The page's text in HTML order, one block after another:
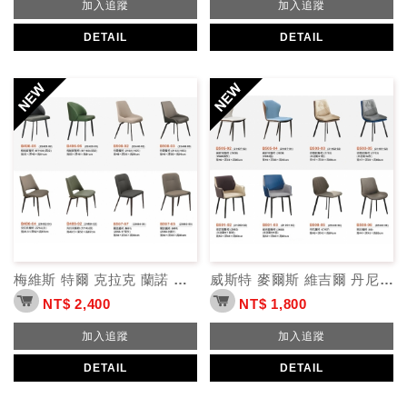
加入追蹤
DETAIL
加入追蹤
DETAIL
梅維斯 特爾 克拉克 蘭諾 餐椅
NT$ 2,400
加入追蹤
DETAIL
威斯特 麥爾斯 維吉爾 丹尼 東尼 餐椅
NT$ 1,800
加入追蹤
DETAIL